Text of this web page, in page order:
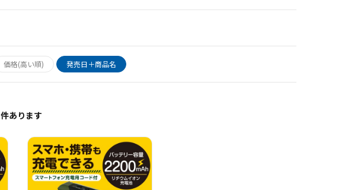
価格(高い順) 発売日＋商品名
件あります